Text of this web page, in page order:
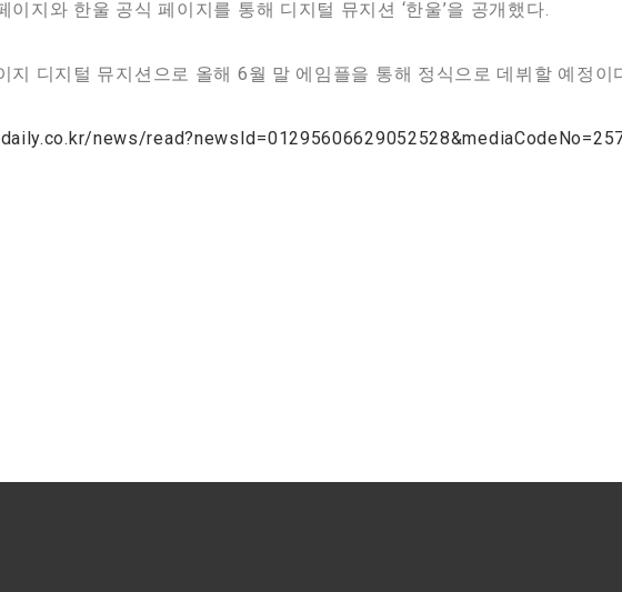
이지와 한울 공식 페이지를 통해 디지털 뮤지션 ‘한울’을 공개했다.
지 디지털 뮤지션으로 올해 6월 말 에임플을 통해 정식으로 데뷔할 예정이
news/